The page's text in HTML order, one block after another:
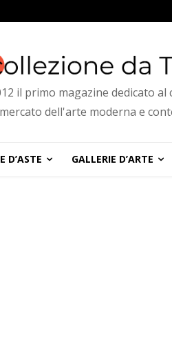
il primo magazine dedicato al
dell'arte moderna e
D’ASTE GALLERIE D’ARTE